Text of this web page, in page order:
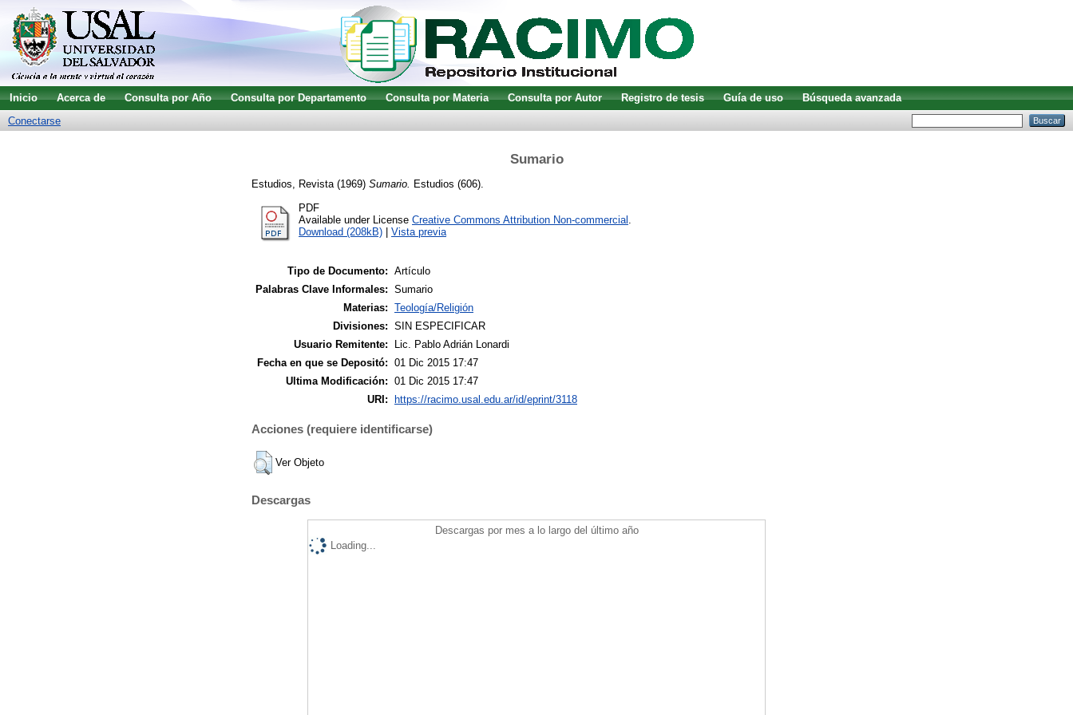
Inicio Acerca de Consulta por Año Consulta por Departamento Consulta por Materia Consulta por Autor Registro de tesis Guía de uso
Búsqueda avanzada
Conectarse
Sumario
Estudios, Revista (1969) Sumario. Estudios (606).
PDF
Available under License Creative Commons Attribution Non-commercial .
Download (208kB)
Vista previa
Tipo de Documento: Artículo
Palabras Clave Informales: Sumario
Materias: Teología/Religión
Divisiones: SIN ESPECIFICAR
Usuario Remitente:
Lic. Pablo Adrián Lonardi
Fecha en que se Depositó: 01 Dic 2015 17:47
Ultima Modificación: 01 Dic 2015 17:47
URI:
https://racimo.usal.edu.ar/id/eprint/3118
Acciones (requiere identificarse)
Ver Objeto
Descargas
Descargas por mes a lo largo del último año
Loading...